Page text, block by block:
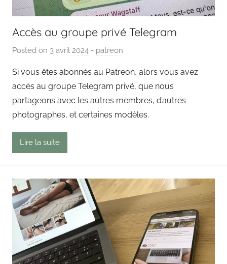
Accès au groupe privé Telegram
Posted on 3 avril 2024 b
P
a
n
- patreon
Si vous êtes abonnés au Patreon, alors vous avez
accès au groupe Telegram privé, que nous
partageons avec les autres membres, d’autres
photographes, et certaines modèles.
Lire la suite